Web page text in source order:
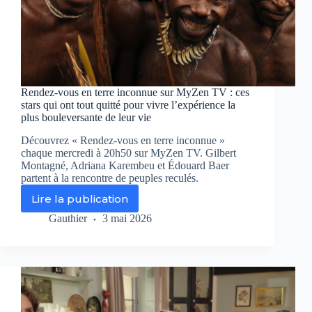
Rendez-vous en terre inconnue sur MyZen TV : ces
stars qui ont tout quitté pour vivre l’expérience la
plus bouleversante de leur vie
Découvrez « Rendez-vous en terre inconnue »
chaque mercredi à 20h50 sur MyZen TV. Gilbert
Montagné, Adriana Karembeu et Édouard Baer
partent à la rencontre de peuples reculés.
Lire la publication
Rendez-
vous
sur
MyZen
TV
Gauthier 3 mai 2026